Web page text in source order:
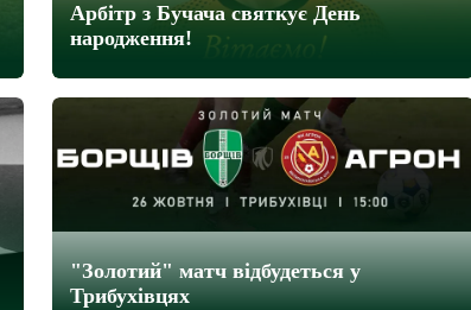
Арбітр з Бучача святкує День
народження!
"Золотий" матч відбудеться у
Трибухівцях